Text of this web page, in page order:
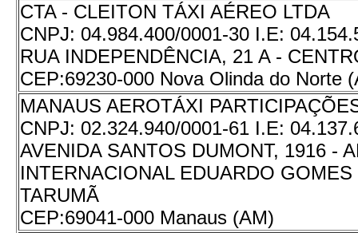
CTA - CLEITON TÁXI AÉREO LTDA
CNPJ: 04.984.400/0001-30 I.E:
RUA INDEPENDÊNCIA, 21 A -
CEP:69230-000 Nova Olinda do Norte
MANAUS AEROTÁXI
CNPJ: 02.324.940/0001-61 I.E:
AVENIDA SANTOS DUMONT, 1916 -
INTERNACIONAL EDUARDO
TARUMÃ
CEP:69041-000 Manaus (AM)